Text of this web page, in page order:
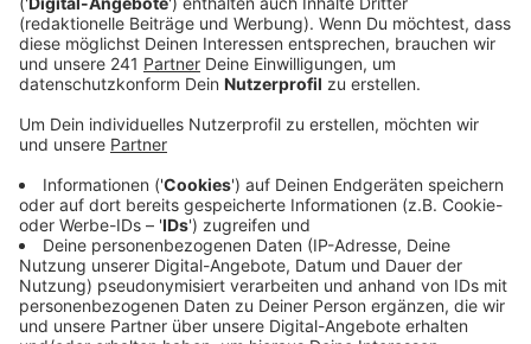
Viele Kommunen und Kreise hätten sich seit damals
der Initiative angeschlossen, aber in der Bundespolitik
Vorsitzende, Marco Schmunkamp - selbst
Bürgermeister aus Nideggen - sagt, Silent Rider sei
deshalb noch nicht zufrieden mit seiner Arbeit.
"Wir können noch nicht ganz zufrieden. Denn das
Ziel, das wir uns ganz zu Beginn gesteckt hatten,
wo wir nach zwei bis drei Jahren sein wollen,